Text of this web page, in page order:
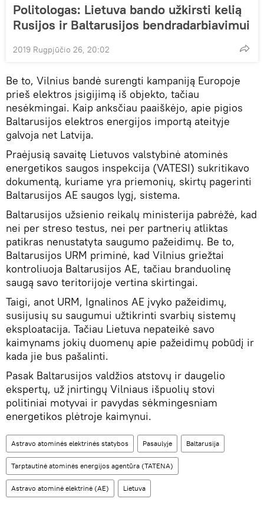
Politologas: Lietuva bando užkirsti kelią
Rusijos ir Baltarusijos bendradarbiavimui
2019 Rugpjūčio 26, 20:02
Be to, Vilnius bandė surengti kampaniją Europoje
prieš elektros įsigijimą iš objekto, tačiau
nesėkmingai. Kaip anksčiau paaiškėjo, apie pigios
Baltarusijos elektros energijos importą ateityje
galvoja net Latvija.
Praėjusią savaitę Lietuvos valstybinė atominės
energetikos saugos inspekcija (VATESI) sukritikavo
dokumentą, kuriame yra priemonių, skirtų pagerinti
Baltarusijos AE saugos lygį, sistema.
Baltarusijos užsienio reikalų ministerija pabrėžė, kad
nei per streso testus, nei per partnerių atliktas
patikras nenustatyta saugumo pažeidimų. Be to,
Baltarusijos URM priminė, kad Vilnius griežtai
kontroliuoja Baltarusijos AE, tačiau branduolinę
saugą savo teritorijoje vertina skirtingai.
Taigi, anot URM, Ignalinos AE įvyko pažeidimų,
susijusių su saugumui užtikrinti svarbių sistemų
eksploatacija. Tačiau Lietuva nepateikė savo
kaimynams jokių duomenų apie pažeidimų pobūdį ir
kada jie bus pašalinti.
Pasak Baltarusijos valdžios atstovų ir daugelio
ekspertų, už įnirtingų Vilniaus išpuolių stovi
politiniai motyvai ir pavydas sėkmingesniam
energetikos plėtroje kaimynui.
Astravo atominės elektrinės statybos Pasaulyje Baltarusija
Tarptautinė atominės energijos agentūra (TATENA)
Astravo atominė elektrinė (AE) Lietuva